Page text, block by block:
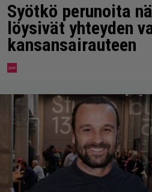
Syötkö perunoita
löysivät yhteyden
kansansairauteen